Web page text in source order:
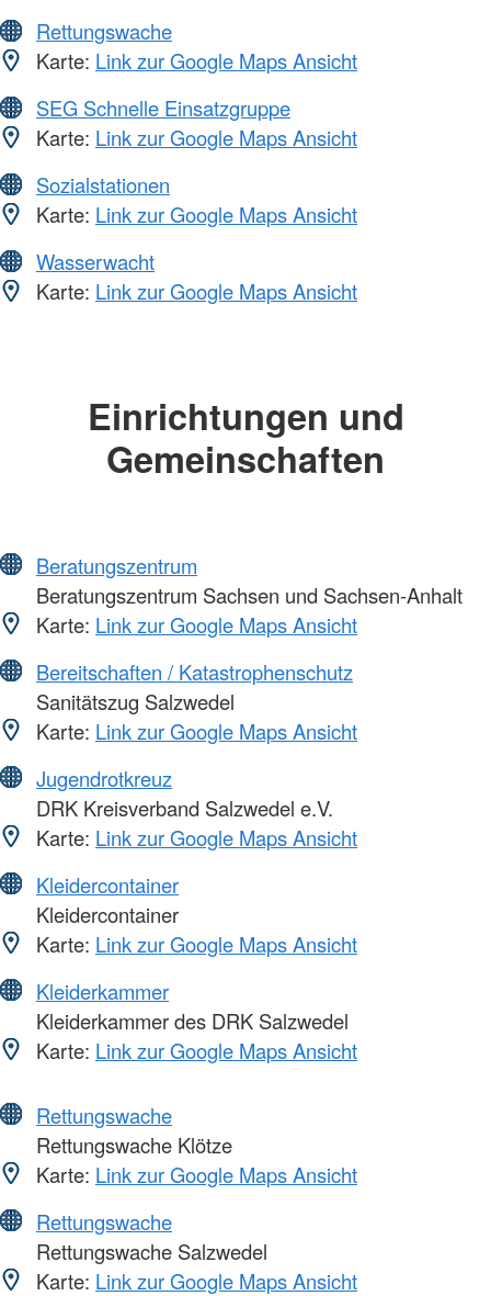
Rettungswache
Karte: Link zur Google Maps Ansicht
SEG Schnelle Einsatzgruppe
Karte: Link zur Google Maps Ansicht
Sozialstationen
Karte: Link zur Google Maps Ansicht
Wasserwacht
Karte: Link zur Google Maps Ansicht
Einrichtungen und
Gemeinschaften
Beratungszentrum
Beratungszentrum Sachsen und Sachsen-Anhalt
Karte: Link zur Google Maps Ansicht
Bereitschaften / Katastrophenschutz
Sanitätszug Salzwedel
Karte: Link zur Google Maps Ansicht
Jugendrotkreuz
DRK Kreisverband Salzwedel e.V.
Karte: Link zur Google Maps Ansicht
Kleidercontainer
Kleidercontainer
Karte: Link zur Google Maps Ansicht
Kleiderkammer
Kleiderkammer des DRK Salzwedel
Karte: Link zur Google Maps Ansicht
Rettungswache
Rettungswache Klötze
Karte: Link zur Google Maps Ansicht
Rettungswache
Rettungswache Salzwedel
Karte: Link zur Google Maps Ansicht